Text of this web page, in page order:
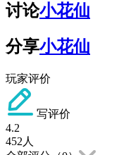
讨论小花仙
分享小花仙
玩家评价
写评价
4.2
452 人